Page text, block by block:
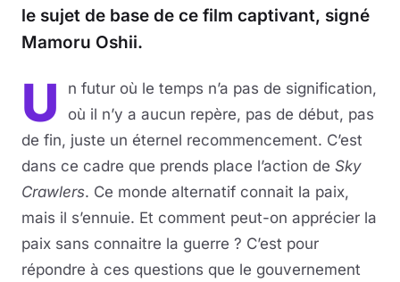
le sujet de base de ce film captivant, signé
Mamoru Oshii.
U
n futur où le temps n’a pas de signification,
où il n’y a aucun repère, pas de début, pas
de fin, juste un éternel recommencement. C’est
dans ce cadre que prends place l’action de Sky
Crawlers. Ce monde alternatif connait la paix,
mais il s’ennuie. Et comment peut-on apprécier la
paix sans connaitre la guerre ? C’est pour
répondre à ces questions que le gouvernement